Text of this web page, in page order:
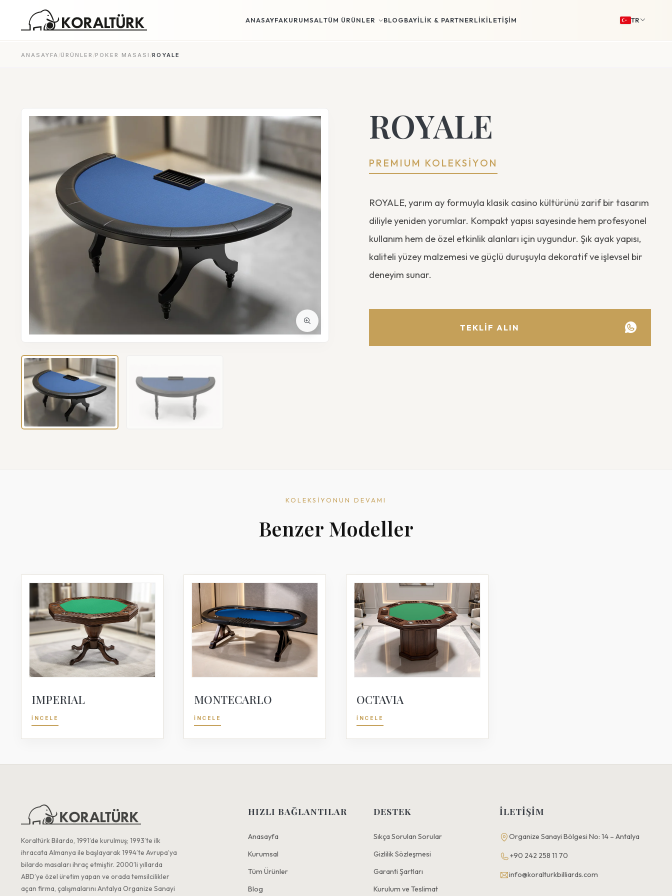
ANASAYFAKURUMSALTÜM ÜRÜNLER BLOGBAYILIK & PARTNERLIKİLETIŞIM TR
ANASAYFA /ÜRÜNLER /POKER MASASI /ROYALE
ROYALE
PREMIUM KOLEKSİYON
ROYALE, yarım ay formuyla klasik casino kültürünü zarif bir tasarım
diliyle yeniden yorumlar. Kompakt yapısı sayesinde hem profesyonel
kullanım hem de özel etkinlik alanları için uygundur. Şık ayak yapısı,
kaliteli yüzey malzemesi ve güçlü duruşuyla dekoratif ve işlevsel bir
deneyim sunar.
TEKLİF ALIN
KOLEKSIYONUN DEVAMI
Benzer Modeller
IMPERIAL
İNCELE
MONTECARLO
İNCELE
OCTAVIA
İNCELE
Koraltürk Bilardo, 1991’de kurulmuş; 1993’te ilk
ihracata Almanya ile başlayarak 1994’te Avrupa’ya
bilardo masaları ihraç etmiştir. 2000’li yıllarda
ABD’ye özel üretim yapan ve orada temsilcilikler
açan firma, çalışmalarını Antalya Organize Sanayi
HIZLI BAĞLANTILAR
Anasayfa
Kurumsal
Tüm Ürünler
Blog
DESTEK
Sıkça Sorulan Sorular
Gizlilik Sözleşmesi
Garanti Şartları
Kurulum ve Teslimat
İLETIŞIM
Organize Sanayi Bölgesi No: 14 – Antalya
+90 242 258 11 70
info@koralturkbilliards.com